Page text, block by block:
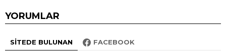
YORUMLAR
SITEDE BULUNAN FACEBOOK